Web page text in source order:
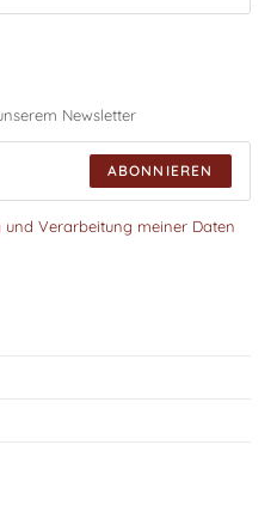
Newsletter
ABONNIEREN
Verarbeitung meiner Daten